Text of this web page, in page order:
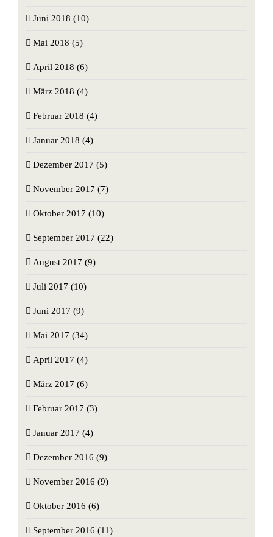
Juni 2018 (10)
Mai 2018 (5)
April 2018 (6)
März 2018 (4)
Februar 2018 (4)
Januar 2018 (4)
Dezember 2017 (5)
November 2017 (7)
Oktober 2017 (10)
September 2017 (22)
August 2017 (9)
Juli 2017 (10)
Juni 2017 (9)
Mai 2017 (34)
April 2017 (4)
März 2017 (6)
Februar 2017 (3)
Januar 2017 (4)
Dezember 2016 (9)
November 2016 (9)
Oktober 2016 (6)
September 2016 (11)